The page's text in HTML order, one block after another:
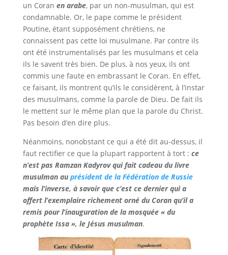
un Coran en arabe, par un non-musulman, qui est
condamnable. Or, le pape comme le président
Poutine, étant supposément chrétiens, ne
connaissent pas cette loi musulmane. Par contre ils
ont été instrumentalisés par les musulmans et cela
ils le savent très bien. De plus, à nos yeux, ils ont
commis une faute en embrassant le Coran. En effet,
ce faisant, ils montrent qu’ils le considèrent, à l’instar
des musulmans, comme la parole de Dieu. De fait ils
le mettent sur le même plan que la parole du Christ.
Pas besoin d’en dire plus.
Néanmoins, nonobstant ce qui a été dit au-dessus, il
faut rectifier ce que la plupart rapportent à tort : ce
n’est pas Ramzan Kadyrov qui fait cadeau du livre
musulman au président de la Fédération de Russie
mais l’inverse, à savoir que c’est ce dernier qui a
offert l’exemplaire richement orné du Coran qu’il a
remis pour l’inauguration de la mosquée « du
prophète Issa », le Jésus musulman.